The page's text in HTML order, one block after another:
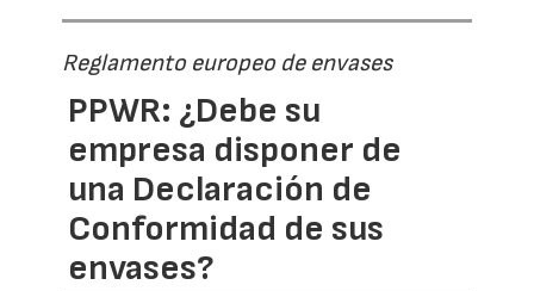
Reglamento europeo de envases
PPWR: ¿Debe su
empresa disponer de
una Declaración de
Conformidad de sus
envases?